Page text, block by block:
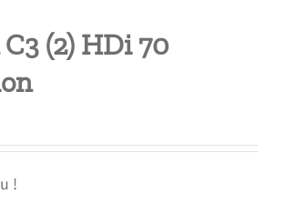
(2) HDi 70
!